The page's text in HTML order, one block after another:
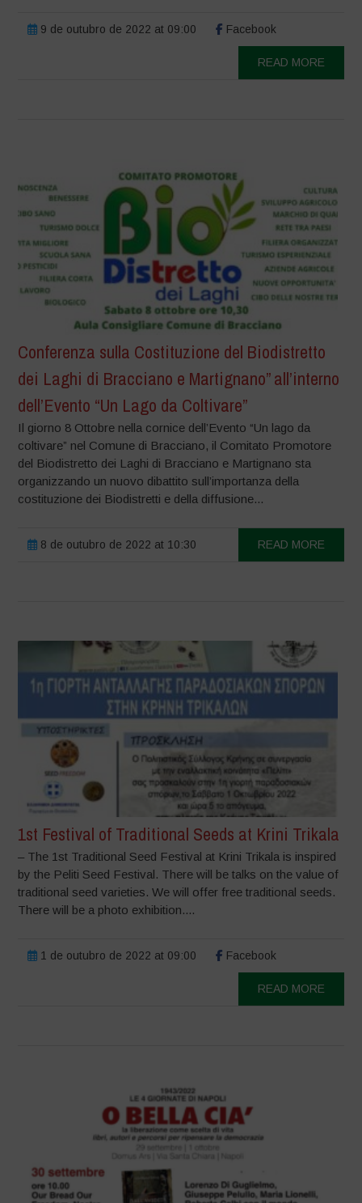
9 de outubro de 2022 at 09:00 Facebook
READ MORE
Conferenza sulla Costituzione del Biodistretto
dei Laghi di Bracciano e Martignano” all’interno
dell’Evento “Un Lago da Coltivare”
Il giorno 8 Ottobre nella cornice dell’Evento “Un lago da
coltivare” nel Comune di Bracciano, il Comitato Promotore
del Biodistretto dei Laghi di Bracciano e Martignano sta
organizzando un nuovo dibattito sull’importanza della
costituzione dei Biodistretti e della diffusione...
8 de outubro de 2022 at 10:30 READ MORE
1st Festival of Traditional Seeds at Krini Trikala
– The 1st Traditional Seed Festival at Krini Trikala is inspired
by the Peliti Seed Festival. There will be talks on the value of
traditional seed varieties. We will offer free traditional seeds.
There will be a photo exhibition....
1 de outubro de 2022 at 09:00 Facebook
READ MORE